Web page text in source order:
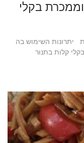
בקלי
יתרונות השימוש בה
קלות בתנור